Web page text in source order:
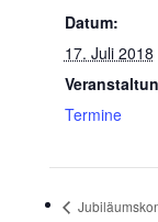
Datum:
17. Juli 2018
Termine